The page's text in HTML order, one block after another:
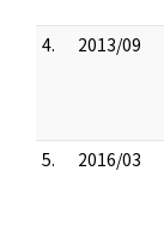
4.
2013/09
5.
2016/03